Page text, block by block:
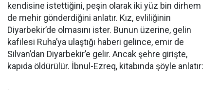
kendisine istettiğini, peşin olarak iki yüz bin dirhem
de mehir gönderdiğini anlatır. Kız, evliliğinin
Diyarbekir’de olmasını ister. Bunun üzerine, gelin
kafilesi Ruha’ya ulaştığı haberi gelince, emir de
Silvan’dan Diyarbekir’e gelir. Ancak şehre girişte,
kapıda öldürülür. İbnul-Ezreq, kitabında şöyle anlatır: